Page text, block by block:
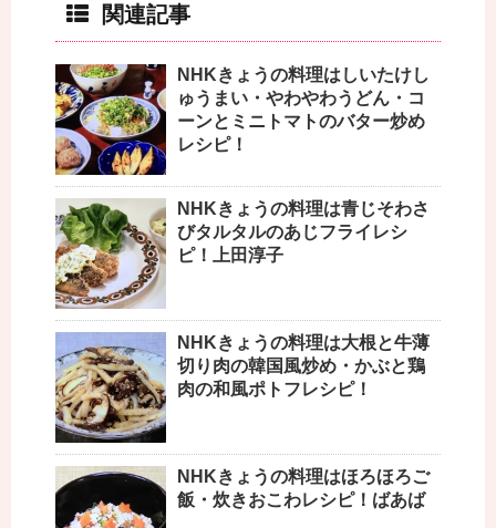
関連記事
NHKきょうの料理はしいたけし
ゅうまい・やわやわうどん・コ
ーンとミニトマトのバター炒め
レシピ！
NHKきょうの料理は青じそわさ
びタルタルのあじフライレシ
ピ！上田淳子
NHKきょうの料理は大根と牛薄
切り肉の韓国風炒め・かぶと鶏
肉の和風ポトフレシピ！
NHKきょうの料理はほろほろご
飯・炊きおこわレシピ！ばあば